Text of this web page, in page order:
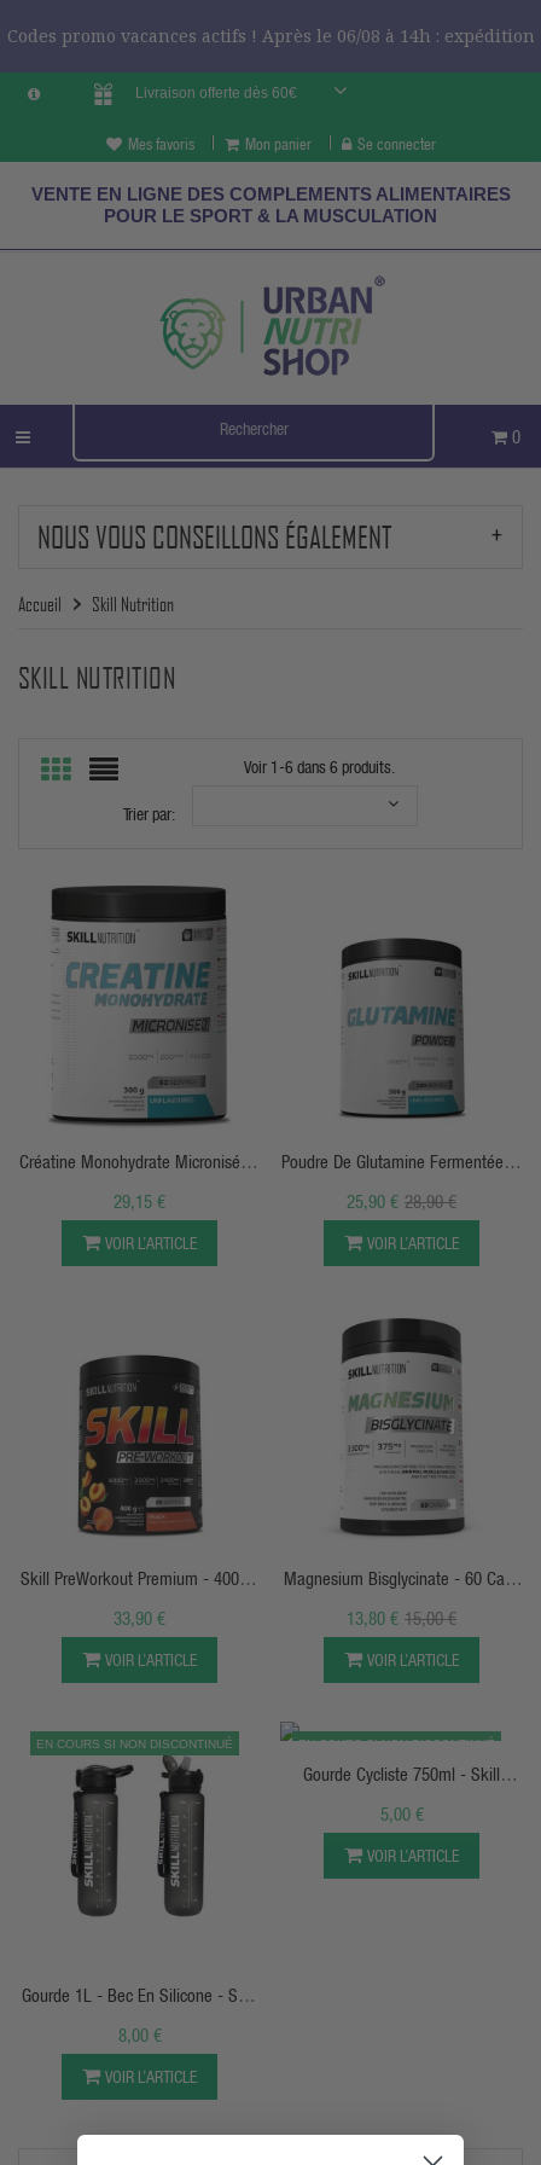
Codes promo vacances actifs ! Après le 06/08 à 14h : expédition
Livraison offerte dès 60€
Mes favoris Mon panier Se connecter
VENTE EN LIGNE DES COMPLEMENTS ALIMENTAIRES
POUR LE SPORT & LA MUSCULATION
0
NOUS VOUS CONSEILLONS ÉGALEMENT
Accueil Skill Nutrition
SKILL NUTRITION
Voir 1-6 dans 6 produits.
Trier par:
APERÇU RAPIDE
Créatine Monohydrate Micronisée -
Skill Nutrition
29,15 €
VOIR L’ARTICLE
APERÇU RAPIDE
Poudre De Glutamine Fermentée Et
Micronisée - Skill Nutrition
28,90 €
25,90 €
VOIR L’ARTICLE
APERÇU RAPIDE
Skill PreWorkout Premium - 400g -
Skill Nutrition
33,90 €
VOIR L’ARTICLE
APERÇU RAPIDE
Magnesium Bisglycinate - 60 Caps
- SkillNutrition
15,00 €
13,80 €
VOIR L’ARTICLE
EN COURS SI NON DISCONTINUÉ
Gourde 1L - Bec En Silicone - Skill
Nutrition
8,00 €
VOIR L’ARTICLE
EN COURS SI NON DISCONTINUÉ
Gourde Cycliste 750ml - Skill
Nutrition
5,00 €
VOIR L’ARTICLE